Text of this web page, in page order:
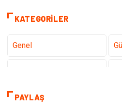
KATEGORILER
Genel
Teknoloji & İnternet
PAYLAŞ